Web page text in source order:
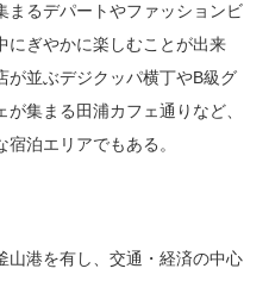
まるデパートやファッションビ
にぎやかに楽しむことが出来
が並ぶデジクッパ横丁やB級グ
集まる田浦カフェ通りなど、
泊エリアでもある。
山港を有し、交通・経済の中心